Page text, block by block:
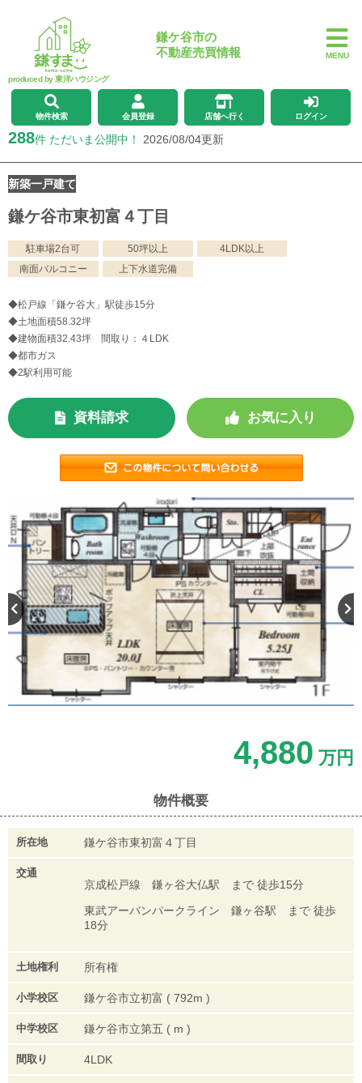
produced by 東洋ハウジング
鎌ケ谷市の
不動産売買情報
MENU
物件検索 会員登録 店舗へ行く ログイン
288件 ただいま公開中！ 2026/08/04更新
新築一戸建て
鎌ケ谷市東初富４丁目
駐車場2台可 50坪以上
4LDK以上
南面バルコニー
上下水道完備
◆松戸線「鎌ケ谷大」駅徒歩15分
◆土地面積58.32坪
◆建物面積32.43坪 間取り：４LDK
◆都市ガス
◆2駅利用可能
資料請求 お気に入り
4,880 万円
物件概要
所在地 鎌ケ谷市東初富４丁目
交通
京成松戸線 鎌ヶ谷大仏駅 まで 徒歩15分
東武アーバンパークライン 鎌ヶ谷駅 まで 徒歩
18分
土地権利 所有権
小学校区 鎌ケ谷市立初富 ( 792m )
中学校区 鎌ケ谷市立第五 ( m )
間取り 4LDK